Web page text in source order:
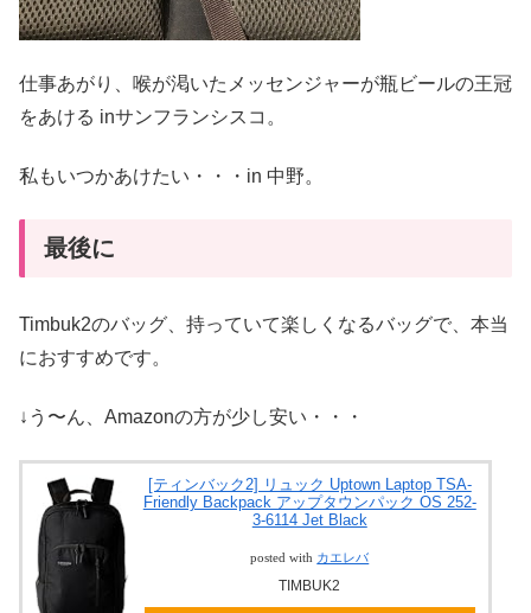
仕事あがり、喉が渇いたメッセンジャーが瓶ビールの王冠
をあける inサンフランシスコ。
私もいつかあけたい・・・in 中野。
最後に
Timbuk2のバッグ、持っていて楽しくなるバッグで、本当
におすすめです。
↓う〜ん、Amazonの方が少し安い・・・
[ティンバック2] リュック Uptown Laptop TSA-
Friendly Backpack アップタウンパック OS 252-
3-6114 Jet Black
posted with カエレバ
TIMBUK2